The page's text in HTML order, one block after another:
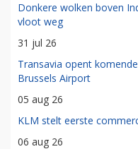
Donkere wolken boven
vloot weg
31 jul 26
Transavia opent
Brussels Airport
05 aug 26
KLM stelt eerste
06 aug 26